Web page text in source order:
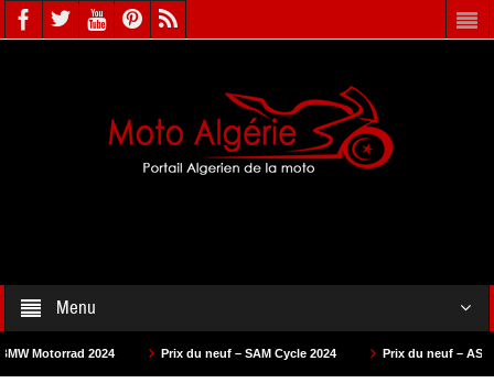
Menu
2024 Prix du neuf – SAM Cycle 2024 Prix du neuf – AS Motors 2024